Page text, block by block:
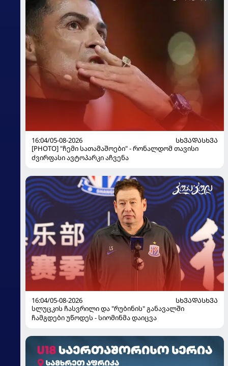
16:04/05-08-2026
ᲡᲮᲕᲐᲓᲐᲡᲮᲕᲐ
[PHOTO] "ჩემი სათამაშოები" - რონალდომ თავისი
ძვირფასი ავტოპარკი აჩვენა
16:04/05-08-2026
ᲡᲮᲕᲐᲓᲐᲡᲮᲕᲐ
სლუცკის ჩასვრილი და "რუბინის" განავალში
ჩამგდები უწოდეს - სიომინმა დაიცვა